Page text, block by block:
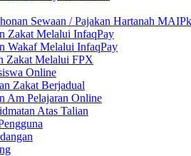
Sewaan / Pajakan Hartanah MAIPk
Zakat Melalui InfaqPay
Wakaf Melalui InfaqPay
Zakat Melalui FPX
Online
Zakat Berjadual
Am Pelajaran Online
Atas Talian